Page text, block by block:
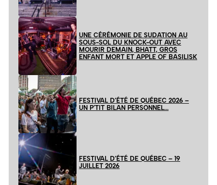
UNE CÉRÉMONIE DE SUDATION AU
SOUS-SOL DU KNOCK-OUT AVEC
MOURIR DEMAIN, BHATT, GROS
ENFANT MORT ET APPLE OF BASILISK
FESTIVAL D’ÉTÉ DE QUÉBEC 2026 –
UN P’TIT BILAN PERSONNEL…
FESTIVAL D’ÉTÉ DE QUÉBEC – 19
JUILLET 2026